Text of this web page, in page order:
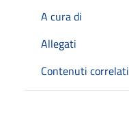
A cura di
Allegati
Contenuti correlati